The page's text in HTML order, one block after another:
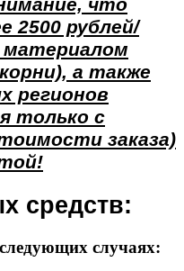
2500 рублей/
материалом
а также
регионов
только с
заказа)
средств:
случаях: